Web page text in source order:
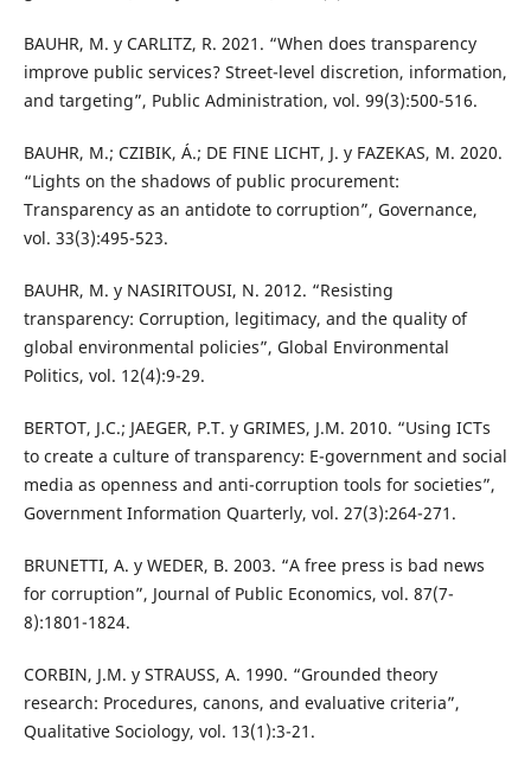
BAUHR, M. y CARLITZ, R. 2021. “When does transparency
improve public services? Street-level discretion, information,
and targeting”, Public Administration, vol. 99(3):500-516.
BAUHR, M.; CZIBIK, Á.; DE FINE LICHT, J. y FAZEKAS, M. 2020.
“Lights on the shadows of public procurement:
Transparency as an antidote to corruption”, Governance,
vol. 33(3):495-523.
BAUHR, M. y NASIRITOUSI, N. 2012. “Resisting
transparency: Corruption, legitimacy, and the quality of
global environmental policies”, Global Environmental
Politics, vol. 12(4):9-29.
BERTOT, J.C.; JAEGER, P.T. y GRIMES, J.M. 2010. “Using ICTs
to create a culture of transparency: E-government and social
media as openness and anti-corruption tools for societies”,
Government Information Quarterly, vol. 27(3):264-271.
BRUNETTI, A. y WEDER, B. 2003. “A free press is bad news
for corruption”, Journal of Public Economics, vol. 87(7-
8):1801-1824.
CORBIN, J.M. y STRAUSS, A. 1990. “Grounded theory
research: Procedures, canons, and evaluative criteria”,
Qualitative Sociology, vol. 13(1):3-21.